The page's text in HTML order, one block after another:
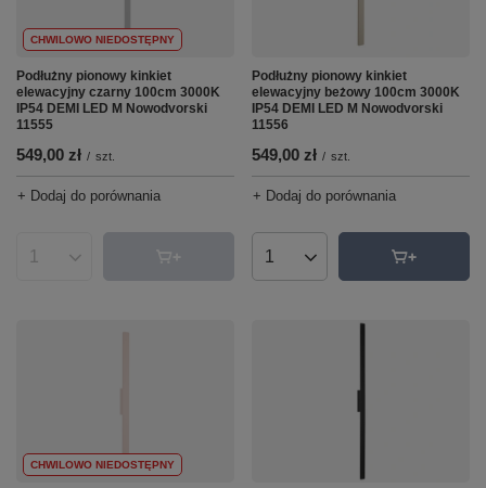
CHWILOWO NIEDOSTĘPNY
Podłużny pionowy kinkiet
elewacyjny czarny 100cm 3000K
IP54 DEMI LED M Nowodvorski
11555
549,00 zł / szt.
+ Dodaj do porównania
Ilość produktów
Podłużny pionowy kinkiet
elewacyjny beżowy 100cm 3000K
IP54 DEMI LED M Nowodvorski
11556
549,00 zł / szt.
+ Dodaj do porównania
Ilość produktów
CHWILOWO NIEDOSTĘPNY